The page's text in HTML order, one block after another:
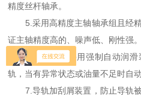
精度丝杆轴承。
5.采用高精度主轴轴承组且经精
证主轴精度高的、噪声低、刚性强。
6.各润滑点采用强制自动润滑
轨，当有异常状态或油量不足时自
7.导轨加刮屑装置，防止导轨被